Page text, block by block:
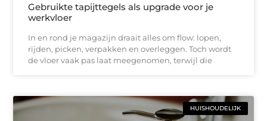
Gebruikte tapijttegels als upgrade voor je
werkvloer
In en rond je magazijn draait alles om flow: lopen,
rijden, picken, verpakken en overleggen. Toch wordt
de vloer vaak pas laat meegenomen, terwijl die
HUISHOUDELIJK